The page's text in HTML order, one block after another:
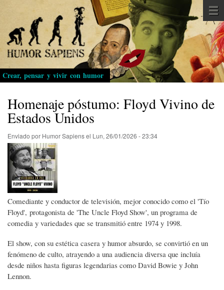
Pasar
al
contenido
principal
Crear, pensar y vivir con humor
Homenaje póstumo: Floyd Vivino de
Estados Unidos
Enviado por Humor Sapiensel Lun, 26/01/2026 - 23:34
Comediante y conductor de televisión, mejor conocido como el 'Tío
Floyd', protagonista de 'The Uncle Floyd Show', un programa de
comedia y variedades que se transmitió entre 1974 y 1998.
El show, con su estética casera y humor absurdo, se convirtió en un
fenómeno de culto, atrayendo a una audiencia diversa que incluía
desde niños hasta figuras legendarias como David Bowie y John
Lennon.